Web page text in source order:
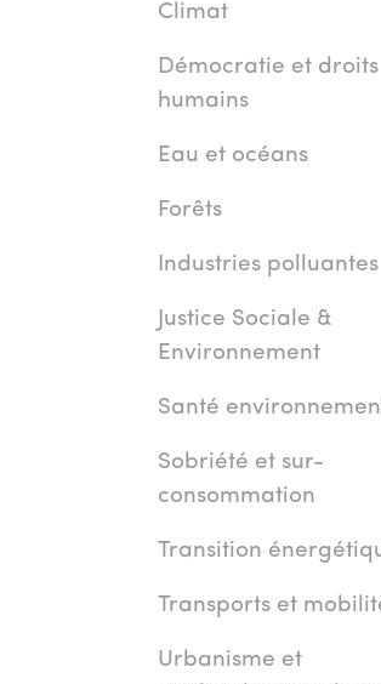
Climat
Démocratie et droits
humains
Eau et océans
Forêts
Industries polluantes
Justice Sociale &
Environnement
Santé
Sobriété et sur-
consommation
Transition
Transports et
Urbanisme et